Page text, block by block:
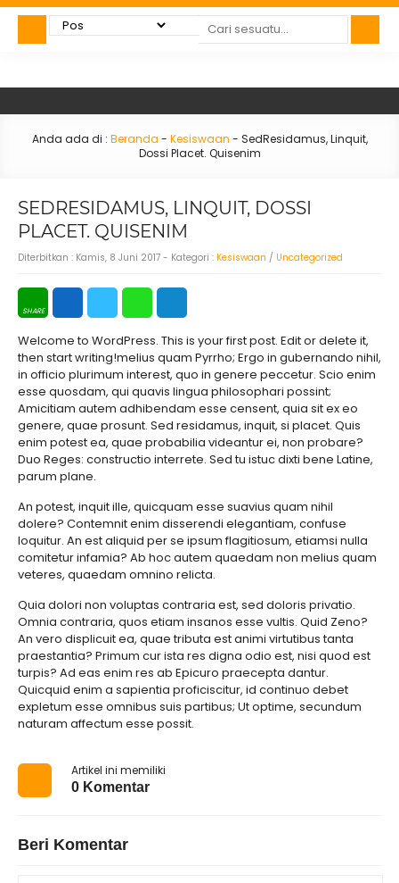
Anda ada di : Beranda - Kesiswaan - SedResidamus, Linquit,
Dossi Placet. Quisenim
SEDRESIDAMUS, LINQUIT, DOSSI
PLACET. QUISENIM
Diterbitkan : Kamis, 8 Juni 2017 - Kategori : Kesiswaan / Uncategorized
Welcome to WordPress. This is your first post. Edit or delete it,
then start writing!melius quam Pyrrho; Ergo in gubernando nihil,
in officio plurimum interest, quo in genere peccetur. Scio enim
esse quosdam, qui quavis lingua philosophari possint;
Amicitiam autem adhibendam esse censent, quia sit ex eo
genere, quae prosunt. Sed residamus, inquit, si placet. Quis
enim potest ea, quae probabilia videantur ei, non probare?
Duo Reges: constructio interrete. Sed tu istuc dixti bene Latine,
parum plane.
An potest, inquit ille, quicquam esse suavius quam nihil
dolere? Contemnit enim disserendi elegantiam, confuse
loquitur. An est aliquid per se ipsum flagitiosum, etiamsi nulla
comitetur infamia? Ab hoc autem quaedam non melius quam
veteres, quaedam omnino relicta.
Quia dolori non voluptas contraria est, sed doloris privatio.
Omnia contraria, quos etiam insanos esse vultis. Quid Zeno?
An vero displicuit ea, quae tributa est animi virtutibus tanta
praestantia? Primum cur ista res digna odio est, nisi quod est
turpis? Ad eas enim res ab Epicuro praecepta dantur.
Quicquid enim a sapientia proficiscitur, id continuo debet
expletum esse omnibus suis partibus; Ut optime, secundum
naturam affectum esse possit.
Artikel ini memiliki
0 Komentar
Beri Komentar